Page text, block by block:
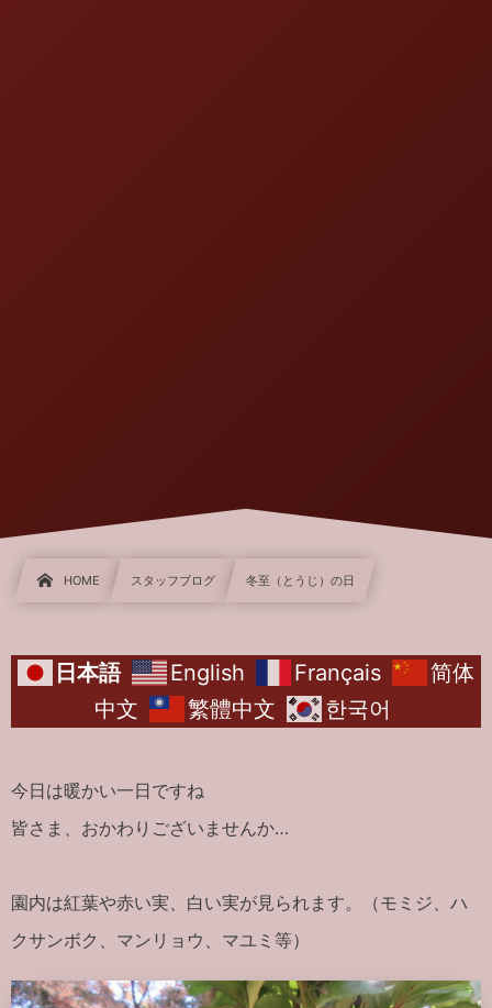
HOME スタッフブログ 冬至（とうじ）の日
日本語 English Français
简体
中文
繁體中文 한국어
今日は暖かい一日ですね
皆さま、おかわりございませんか…
園内は紅葉や赤い実、白い実が見られます。（モミジ、ハ
クサンボク、マンリョウ、マユミ等）